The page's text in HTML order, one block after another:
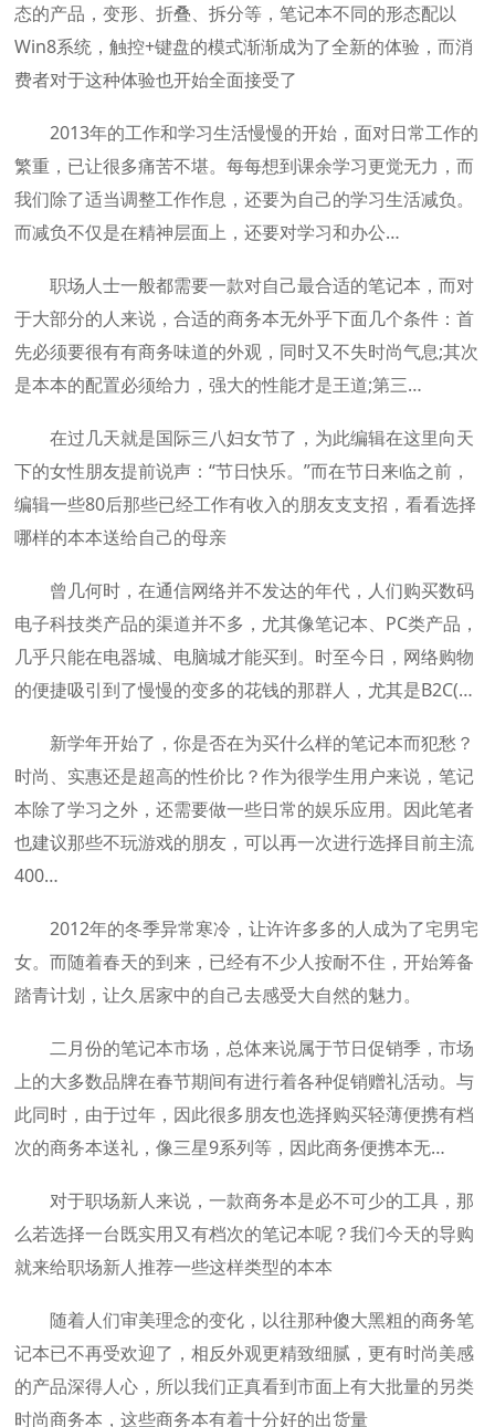
态的产品，变形、折叠、拆分等，笔记本不同的形态配以
Win8系统，触控+键盘的模式渐渐成为了全新的体验，而消
费者对于这种体验也开始全面接受了
2013年的工作和学习生活慢慢的开始，面对日常工作的
繁重，已让很多痛苦不堪。每每想到课余学习更觉无力，而
我们除了适当调整工作作息，还要为自己的学习生活减负。
而减负不仅是在精神层面上，还要对学习和办公…
职场人士一般都需要一款对自己最合适的笔记本，而对
于大部分的人来说，合适的商务本无外乎下面几个条件：首
先必须要很有有商务味道的外观，同时又不失时尚气息;其次
是本本的配置必须给力，强大的性能才是王道;第三…
在过几天就是国际三八妇女节了，为此编辑在这里向天
下的女性朋友提前说声：“节日快乐。”而在节日来临之前，
编辑一些80后那些已经工作有收入的朋友支支招，看看选择
哪样的本本送给自己的母亲
曾几何时，在通信网络并不发达的年代，人们购买数码
电子科技类产品的渠道并不多，尤其像笔记本、PC类产品，
几乎只能在电器城、电脑城才能买到。时至今日，网络购物
的便捷吸引到了慢慢的变多的花钱的那群人，尤其是B2C(…
新学年开始了，你是否在为买什么样的笔记本而犯愁？
时尚、实惠还是超高的性价比？作为很学生用户来说，笔记
本除了学习之外，还需要做一些日常的娱乐应用。因此笔者
也建议那些不玩游戏的朋友，可以再一次进行选择目前主流
400…
2012年的冬季异常寒冷，让许许多多的人成为了宅男宅
女。而随着春天的到来，已经有不少人按耐不住，开始筹备
踏青计划，让久居家中的自己去感受大自然的魅力。
二月份的笔记本市场，总体来说属于节日促销季，市场
上的大多数品牌在春节期间有进行着各种促销赠礼活动。与
此同时，由于过年，因此很多朋友也选择购买轻薄便携有档
次的商务本送礼，像三星9系列等，因此商务便携本无…
对于职场新人来说，一款商务本是必不可少的工具，那
么若选择一台既实用又有档次的笔记本呢？我们今天的导购
就来给职场新人推荐一些这样类型的本本
随着人们审美理念的变化，以往那种傻大黑粗的商务笔
记本已不再受欢迎了，相反外观更精致细腻，更有时尚美感
的产品深得人心，所以我们正真看到市面上有大批量的另类
时尚商务本，这些商务本有着十分好的出货量